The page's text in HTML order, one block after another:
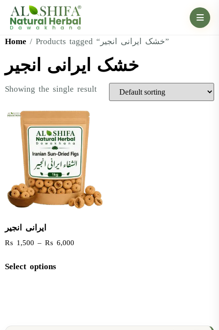
Home / Products tagged “خشک ایرانی انجیر”
خشک ایرانی انجیر
Showing the single result
ایرانی انجیر
₨ 1,500 – ₨ 6,000
Select options